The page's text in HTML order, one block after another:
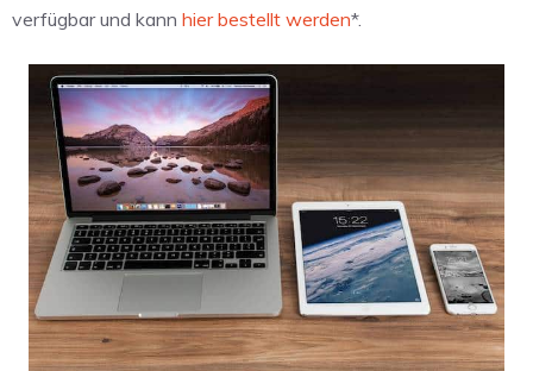
verfügbar und kann hier bestellt werden*.